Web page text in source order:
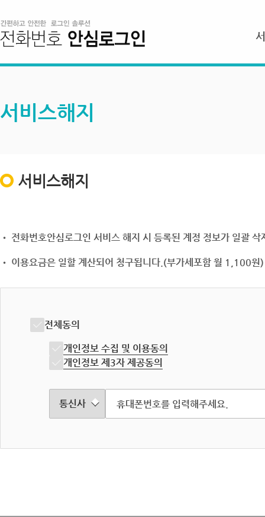
서비스해지
서비스해지
• 전화번호안심로그인 서비스 해지 시 등록된 계정 정보가 일괄
• 이용요금은 일할 계산되어 청구됩니다.(부가세포함 월 1,100원)
전체동의
개인정보 수집 및 이용동의
개인정보 제3자 제공동의